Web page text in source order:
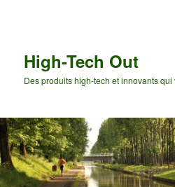
High-Tech Out
Des produits high-tech et innovants qui